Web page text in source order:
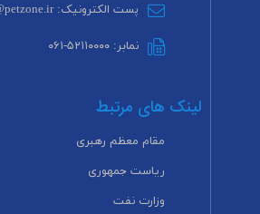
پست الکترونیک: info@petzone.ir
نمابر: ۵۲۱۱۰۰۰۰-۰۶۱
لینک های مرتبط
مقام معظم رهبری
ریاست جمهوری
وزارت نفت